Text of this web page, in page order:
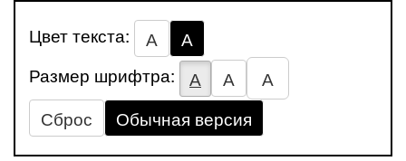
Цвет текста: А
А
Размер шрифтра:
А А
А
Сброс
Обычная версия